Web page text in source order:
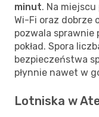
minut. Na
Wi-Fi oraz dobrze
pozwala sprawnie
pokład. Spora
bezpieczeństwa
płynnie nawet w
Lotniska w